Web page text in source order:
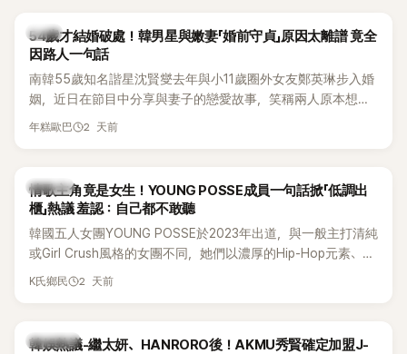
韓星
54歲才結婚破處！韓男星與嫩妻「婚前守貞」原因太離譜 竟全
因路人一句話
南韓55歲知名諧星沈賢燮去年與小11歲圈外女友鄭英琳步入婚
姻，近日在節目中分享與妻子的戀愛故事，笑稱兩人原本想享
受兩人世界，沒想到站在飯店門口時竟被路人認出，還一路替
年糕歐巴 2 天前
K-POP
情歌主角竟是女生！YOUNG POSSE成員一句話掀「低調出
櫃」熱議 羞認：自己都不敢聽
韓國五人女團YOUNG POSSE於2023年出道，與一般主打清純
或Girl Crush風格的女團不同，她們以濃厚的Hip-Hop元素、自
創Rap及成員親自參與創作為特色，MV也融入美式街頭、塗
為第五代女團中極具辨識度的新生代代表之一。
K氏鄉民 2 天前
熱議討論
韓娛熱議-繼太妍、HANRORO後！AKMU秀賢確定加盟J-